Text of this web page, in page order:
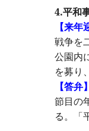
4.平和
【来
戦争を
公園内
を募り
【答弁】
節目の
る。「